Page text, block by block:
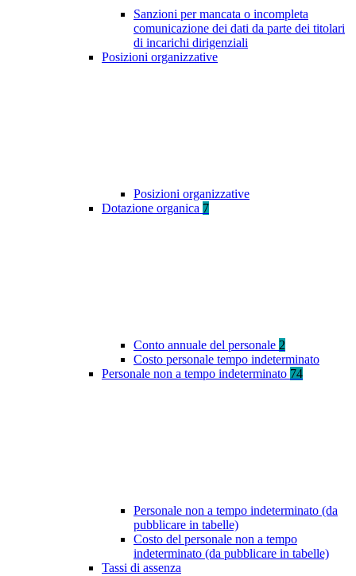
Sanzioni per mancata o incompleta
comunicazione dei dati da parte dei titolari
di incarichi dirigenziali
Posizioni organizzative
Posizioni organizzative
Dotazione organica 7
Conto annuale del personale 2
Costo personale tempo indeterminato
Personale non a tempo indeterminato 74
Personale non a tempo indeterminato (da
pubblicare in tabelle)
Costo del personale non a tempo
indeterminato (da pubblicare in tabelle)
Tassi di assenza